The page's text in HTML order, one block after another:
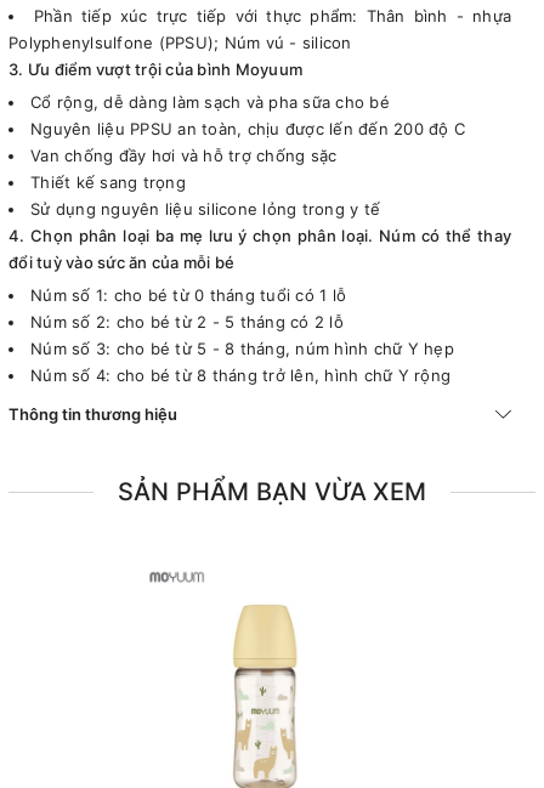
Phần tiếp xúc trực tiếp với thực phẩm: Thân bình - nhựa
Polyphenylsulfone (PPSU); Núm vú - silicon
3. Ưu điểm vượt trội của bình Moyuum
Cổ rộng, dễ dàng làm sạch và pha sữa cho bé
Nguyên liệu PPSU an toàn, chịu được lến đến 200 độ C
Van chống đầy hơi và hỗ trợ chống sặc
Thiết kế sang trọng
Sử dụng nguyên liệu silicone lỏng trong y tế
4. Chọn phân loại ba mẹ lưu ý chọn phân loại. Núm có thể thay
đổi tuỳ vào sức ăn của mỗi bé
Núm số 1: cho bé từ 0 tháng tuổi có 1 lỗ
Núm số 2: cho bé từ 2 - 5 tháng có 2 lỗ
Núm số 3: cho bé từ 5 - 8 tháng, núm hình chữ Y hẹp
Núm số 4: cho bé từ 8 tháng trở lên, hình chữ Y rộng
Thông tin thương hiệu
SẢN PHẨM BẠN VỪA XEM